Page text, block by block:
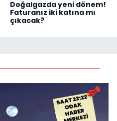
Doğalgazda yeni dönem!
Faturanız iki katına mı
çıkacak?